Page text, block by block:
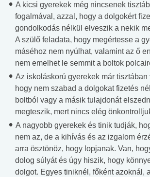
A kicsi gyerekek még nincsenek
fogalmával, azzal, hogy a dolgokért
gondolkodás nélkül elveszik a nekik
A szülő feladata, hogy megértesse a
máséhoz nem nyúlhat, valamint az ő
nem emelhet le semmit a boltok
Az iskoláskorú gyerekek már tisztában
hogy nem szabad a dolgokat fizetés
boltból vagy a másik tulajdonát
megteszik, mert nincs elég
A nagyobb gyerekek és tinik tudják,
nem az, de a kihívás és az izgalom
arra ösztönöz, hogy lopjanak. Van,
dolog súlyát és úgy hiszik, hogy
dolgot. Egyes tiniknél, főként azoknál,